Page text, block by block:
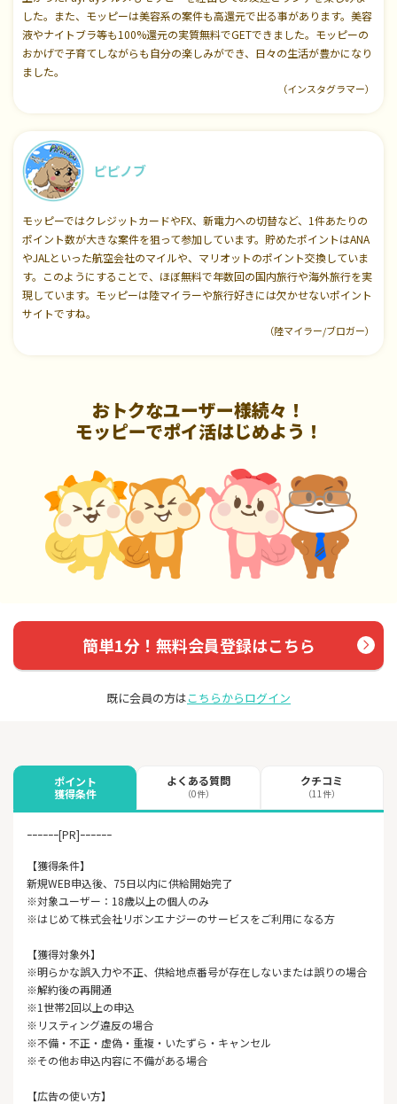
した。また、モッピーは美容系の案件も高還元で出る事があります。美容
液やナイトブラ等も100%還元の実質無料でGETできました。モッピーの
おかげで子育てしながらも自分の楽しみができ、日々の生活が豊かになり
ました。
（インスタグラマー）
ピピノブ
モッピーではクレジットカードやFX、新電力への切替など、1件あたりの
ポイント数が大きな案件を狙って参加しています。貯めたポイントはANA
やJALといった航空会社のマイルや、マリオットのポイント交換していま
す。このようにすることで、ほぼ無料で年数回の国内旅行や海外旅行を実
現しています。モッピーは陸マイラーや旅行好きには欠かせないポイント
サイトですね。
（陸マイラー/ブロガー）
おトクなユーザー様続々！
モッピーでポイ活はじめよう！
簡単1分！無料会員登録はこちら
既に会員の方はこちらからログイン
ポイント
獲得条件
よくある質問
（0件）
クチコミ
（11件）
ｰｰｰｰｰｰ[PR]ｰｰｰｰｰｰ
【獲得条件】
新規WEB申込後、75日以内に供給開始完了
※対象ユーザー：18歳以上の個人のみ
※はじめて株式会社リボンエナジーのサービスをご利用になる方
【獲得対象外】
※明らかな誤入力や不正、供給地点番号が存在しないまたは誤りの場合
※解約後の再開通
※1世帯2回以上の申込
※リスティング違反の場合
※不備・不正・虚偽・重複・いたずら・キャンセル
※その他お申込内容に不備がある場合
【広告の使い方】